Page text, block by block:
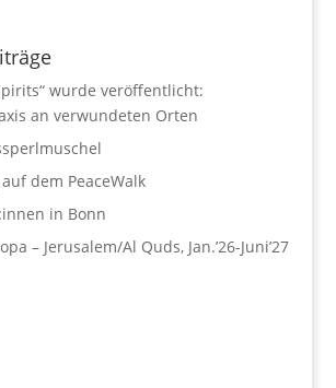
wurde veröffentlicht:
an verwundeten Orten
dem PeaceWalk
in Bonn
– Jerusalem/Al Quds, Jan.’26-Juni’27